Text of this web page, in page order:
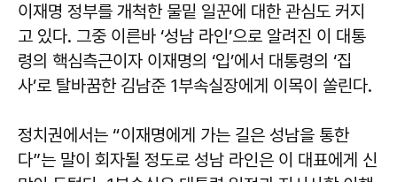
이재명 정부를 개척한 물밑 일꾼에 대한 관심도 커지
고 있다. 그중 이른바 ‘성남 라인’으로 알려진 이 대통
령의 핵심측근이자 이재명의 ‘입’에서 대통령의 ‘집
사’로 탈바꿈한 김남준 1부속실장에게 이목이 쏠린다.
정치권에서는 “이재명에게 가는 길은 성남을 통한
다”는 말이 회자될 정도로 성남 라인은 이 대표에게 신